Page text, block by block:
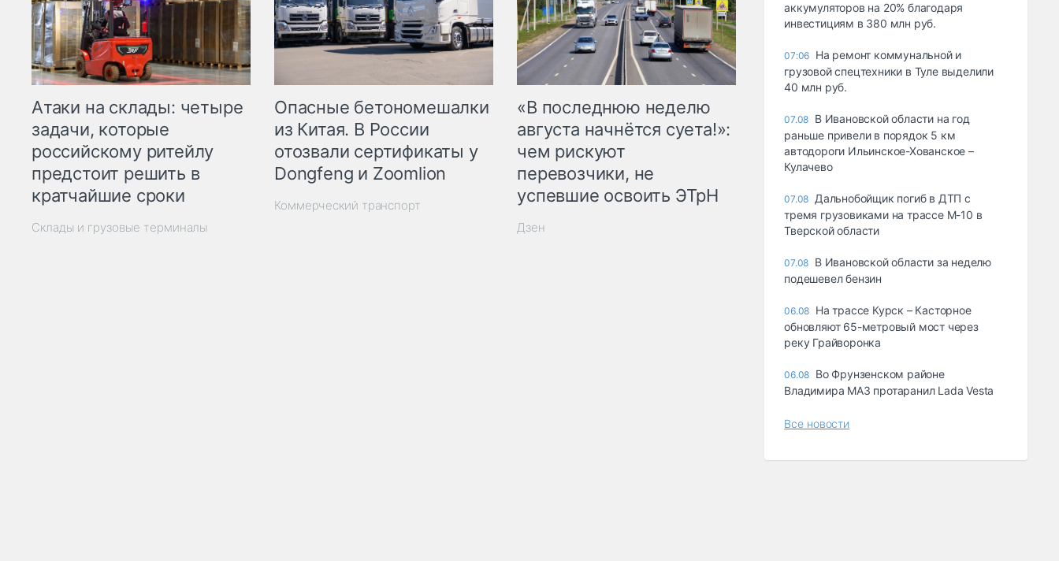
Атаки на склады: четыре
задачи, которые
российскому ритейлу
предстоит решить в
кратчайшие сроки
Склады и грузовые терминалы
Опасные бетономешалки
из Китая. В России
отозвали сертификаты у
Dongfeng и Zoomlion
Коммерческий транспорт
«В последнюю неделю
августа начнётся суета!»:
чем рискуют
перевозчики, не
успевшие освоить ЭТрН
Дзен
аккумуляторов на 20% благодаря
инвестициям в 380 млн руб.
07:06 На ремонт коммунальной и
грузовой спецтехники в Туле выделили
40 млн руб.
07.08 В Ивановской области на год
раньше привели в порядок 5 км
автодороги Ильинское-Хованское –
Кулачево
07.08 Дальнобойщик погиб в ДТП с
тремя грузовиками на трассе М-10 в
Тверской области
07.08 В Ивановской области за неделю
подешевел бензин
06.08 На трассе Курск – Касторное
обновляют 65-метровый мост через
реку Грайворонка
06.08 Во Фрунзенском районе
Владимира МАЗ протаранил Lada Vesta
Все новости